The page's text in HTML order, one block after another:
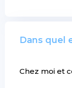
Dans quel
Chez moi et